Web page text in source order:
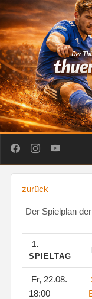
zurück
Der Spielplan
1.
SPIELTAG
Fr, 22.08.
18:00